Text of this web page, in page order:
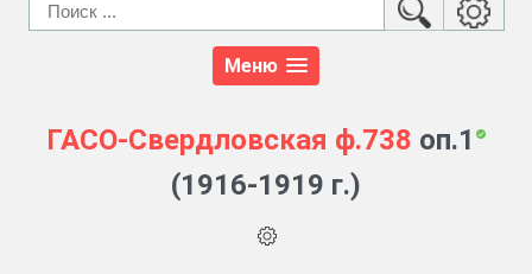
Меню
ГАСО-Свердловская ф.738 оп.1
(1916-1919 г.)